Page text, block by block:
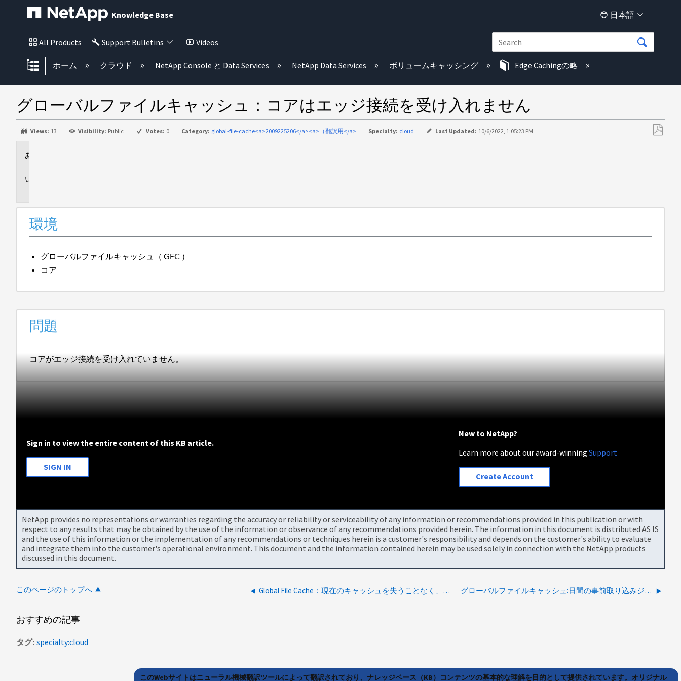
Knowledge Base 日本語
All Products Support Bulletins Videos
グローバル階層を展開/折りたたむ
ホーム クラウド NetApp Console と Data Services NetApp Data Services ボリュームキャッシング Edge Cachingの略
グローバルファイルキャッシュ：コアはエッジ接続を受け入れません
Views: 13 Visibility: Public Votes: 0 Category: global-file-cache<a>2009225206</a><a>（翻訳用</a> Specialty: cloud Last Updated: 10/6/2022, 1:05:23 PM
環境
グローバルファイルキャッシュ（ GFC ）
コア
問題
コアがエッジ接続を受け入れていません。
Sign in to view the entire content of this KB article.
SIGN IN
New to NetApp?
Learn more about our award-winningSupport
Create Account
NetApp provides no representations or warranties regarding the accuracy or reliability or serviceability of any information or recommendations provided in this publication or with
respect to any results that may be obtained by the use of the information or observance of any recommendations provided herein. The information in this document is distributed AS IS
and the use of this information or the implementation of any recommendations or techniques herein is a customer's responsibility and depends on the customer's ability to evaluate
and integrate them into the customer's operational environment. This document and the information contained herein may be used solely in connection with the NetApp products
discussed in this document.
このページのトップへ Global File Cache：現在のキャッシュを失うことなく、GFCソフトウェアと一緒にオペレーティングシステムを再インストールできますか。 グローバルファイルキャッシュ:日間の事前取り込みジョブは、統合された再起動後にEdgeによってピックアップされません
おすすめの記事
タグ specialty:cloud
このWebサイトはニューラル機械翻訳ツールによって翻訳されており、ナレッジベース（KB）コンテンツの基本的な理解を目的として提供されています。オリジナル